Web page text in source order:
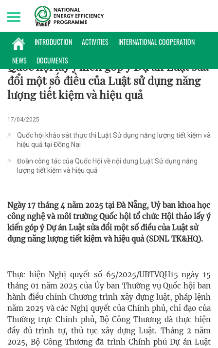
INTRODUCTION ACTIVITIES
INTERNATIONAL COOPERATION
NEWS
DOCUMENTS
Sunday, 09/08/2026 | 16:19 GMT+7
CHÍNH SÁCH
Quốc hội lấy ý kiến góp ý Dự án Luật sửa
đổi một số điều của Luật sử dụng năng
lượng tiết kiệm và hiệu quả
17/04/2025
Quốc hội khảo sát thực thi Luật Sử dụng năng lượng tiết kiệm và
hiệu quả tại Đồng Nai
Đoàn công tác của Quốc Hội về nội dung Luật Sử dụng năng
lượng tiết kiệm và hiệu quả
Ngày 17 tháng 4 năm 2025 tại Đà Nẵng, Uỷ ban khoa học
công nghệ và môi trường Quốc hội tổ chức Hội thảo lấy ý
kiến góp ý Dự án Luật sửa đổi một số điều của Luật sử
dụng năng lượng tiết kiệm và hiệu quả (SDNL TK&HQ).
Thực hiện Nghị quyết số 65/2025/UBTVQH15 ngày 15
tháng 01 năm 2025 của Ủy ban Thường vụ Quốc hội ban
hành điều chỉnh Chương trình xây dựng luật, pháp lệnh
năm 2025 và các Nghị quyết của Chính phủ, chỉ đạo của
Thường trực Chính phủ, Bộ Công Thương đã thực hiện
đầy đủ trình tự, thủ tục xây dựng Luật. Tháng 2 năm
2025, Bộ Công Thương đã trình Chính phủ Dự án Luật